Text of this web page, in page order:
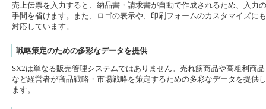
売上伝票を入力すると、納品書・請求書が自動で作成されるため、入力の
手間を省けます。また、ロゴの表示や、印刷フォームのカスタマイズにも
対応しています。
戦略策定のための多彩なデータを提供
SX2は単なる販売管理システムではありません。売れ筋商品や高粗利商品
など経営者が商品戦略・市場戦略を策定するための多彩なデータを提供し
ます。